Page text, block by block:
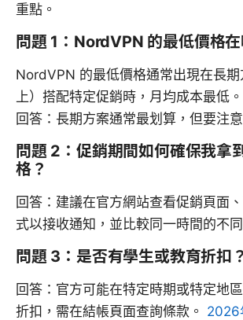
重點。
問題 1：NordVPN 的最低價格在
NordVPN 的最低價格通常出現在長
上）搭配特定促銷時，月均成本最低。
回答：長期方案通常最划算，但要注
問題 2：促銷期間如何確保我拿
格？
回答：建議在官方網站查看促銷頁面
式以接收通知，並比較同一時間的不
問題 3：是否有學生或教育折扣？
回答：官方可能在特定時期或特定地
折扣，需在結帳頁面查詢條款。 2026